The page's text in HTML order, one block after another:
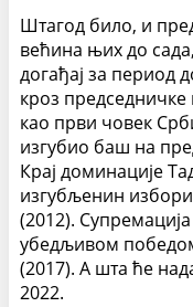
Штагод било, и
већина њих до
догађај за период
кроз
као први човек
изгубио баш на
Крај доминације
изгубљенин
(2012).
убедљивом
(2017). А шта ће
2022.